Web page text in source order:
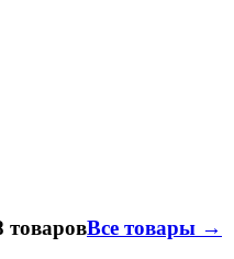
товаровВсе товары →